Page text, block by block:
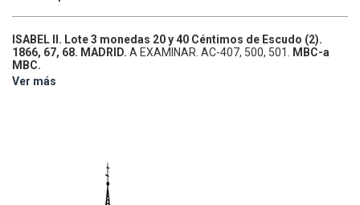
ISABEL II. Lote 3 monedas 20 y 40 Céntimos de Escudo (2).
1866, 67, 68. MADRID. A EXAMINAR. AC-407, 500, 501. MBC-a
MBC.
Ver más